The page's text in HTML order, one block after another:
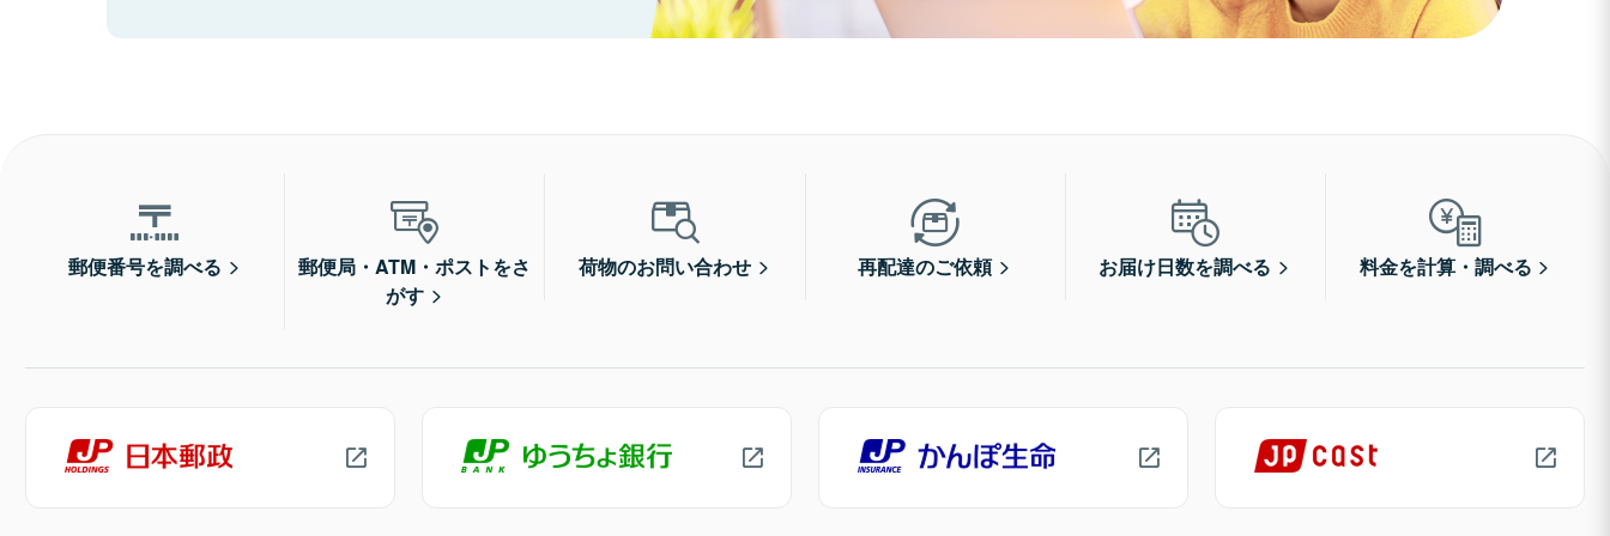
郵便番号を調べる
郵便局・ATM・ポストをさ
がす
荷物のお問い合わせ 再配達のご依頼 お届け日数を調べる 料金を計算・調べる